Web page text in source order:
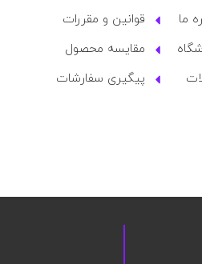
ما
قوانین و مقررات
مقایسه محصول
پیگیری سفارشات